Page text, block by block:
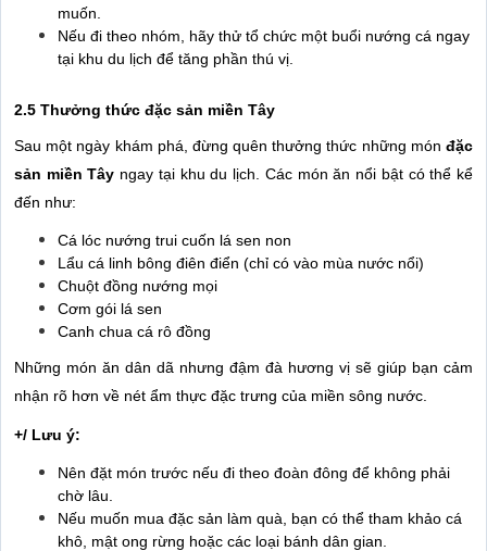
muốn.
Nếu đi theo nhóm, hãy thử tổ chức một buổi nướng cá ngay
tại khu du lịch để tăng phần thú vị.
2.5 Thưởng thức đặc sản miền Tây
Sau một ngày khám phá, đừng quên thưởng thức những món đặc
sản miền Tây ngay tại khu du lịch. Các món ăn nổi bật có thể kể
đến như:
Cá lóc nướng trui cuốn lá sen non
Lẩu cá linh bông điên điển (chỉ có vào mùa nước nổi)
Chuột đồng nướng mọi
Cơm gói lá sen
Canh chua cá rô đồng
Những món ăn dân dã nhưng đậm đà hương vị sẽ giúp bạn cảm
nhận rõ hơn về nét ẩm thực đặc trưng của miền sông nước.
+/ Lưu ý:
Nên đặt món trước nếu đi theo đoàn đông để không phải
chờ lâu.
Nếu muốn mua đặc sản làm quà, bạn có thể tham khảo cá
khô, mật ong rừng hoặc các loại bánh dân gian.